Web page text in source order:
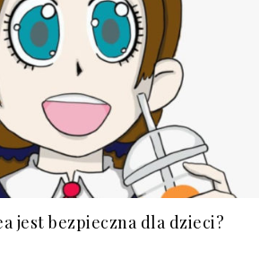
jest bezpieczna dla dzieci?